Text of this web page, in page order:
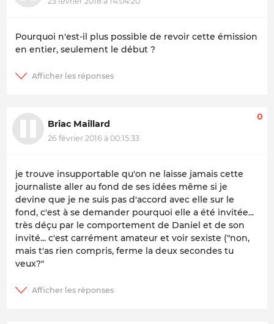
Pourquoi n'est-il plus possible de revoir cette émission
en entier, seulement le début ?
Briac Maillard
26 février 2016 à 00:15:33
0
je trouve insupportable qu'on ne laisse jamais cette
journaliste aller au fond de ses idées même si je
devine que je ne suis pas d'accord avec elle sur le
fond, c'est à se demander pourquoi elle a été invitée...
très déçu par le comportement de Daniel et de son
invité... c'est carrément amateur et voir sexiste ("non,
mais t'as rien compris, ferme la deux secondes tu
veux?"